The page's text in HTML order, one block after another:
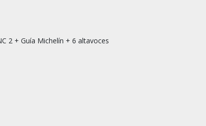
2 + Guía Michelín + 6 altavoces